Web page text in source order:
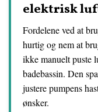
elektrisk
Fordelene ved at
hurtig og nem at
ikke manuelt puste
badebassin. Den
justere pumpens
ønsker.